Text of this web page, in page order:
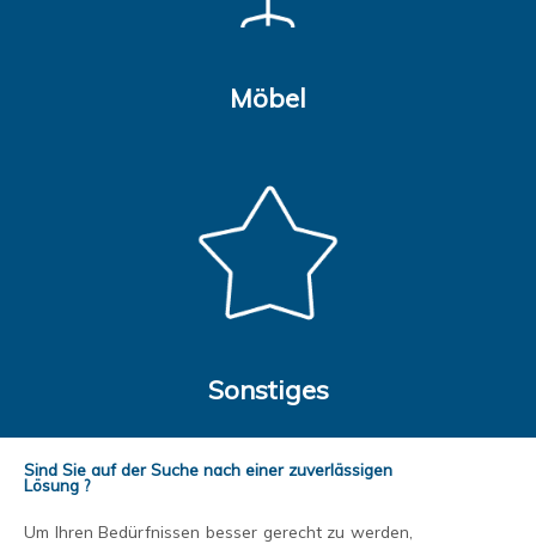
Möbel
Sonstiges
Sind Sie auf der Suche nach einer zuverlässigen
Lösung ?
Um Ihren Bedürfnissen besser gerecht zu werden,